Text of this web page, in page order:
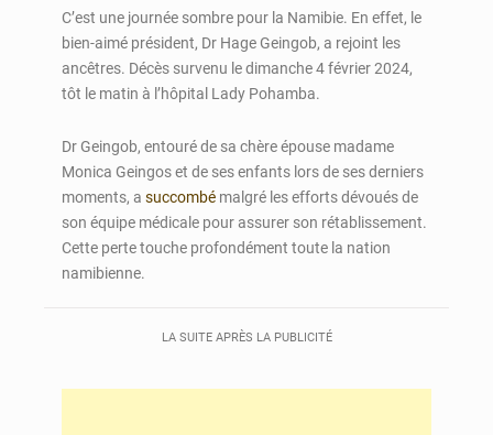
C’est une journée sombre pour la Namibie. En effet, le
bien-aimé président, Dr Hage Geingob, a rejoint les
ancêtres. Décès survenu le dimanche 4 février 2024,
tôt le matin à l’hôpital Lady Pohamba.
Dr Geingob, entouré de sa chère épouse madame
Monica Geingos et de ses enfants lors de ses derniers
moments, a succombé malgré les efforts dévoués de
son équipe médicale pour assurer son rétablissement.
Cette perte touche profondément toute la nation
namibienne.
LA SUITE APRÈS LA PUBLICITÉ